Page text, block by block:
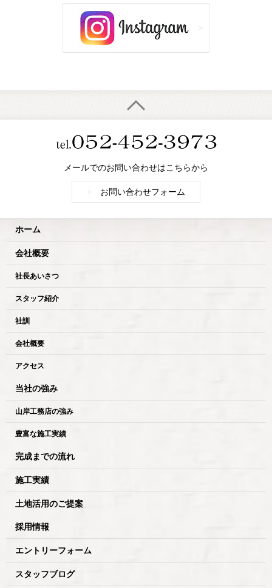
メールでのお問い合わせはこちらから
お問い合わせフォーム
ホーム
会社概要
社長あいさつ
スタッフ紹介
社訓
会社概要
アクセス
当社の強み
山岸工務店の強み
豊富な施工実績
完成までの流れ
施工実績
土地活用のご提案
採用情報
エントリーフォーム
スタッフブログ